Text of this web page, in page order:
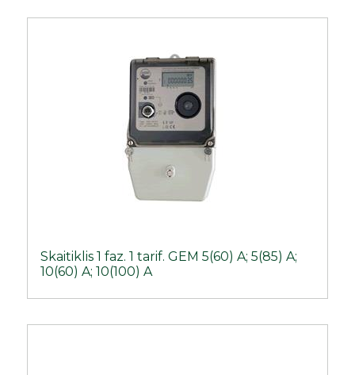
Skaitiklis 1 faz. 1 tarif. GEM 5(60) A; 5(85) A;
10(60) A; 10(100) A